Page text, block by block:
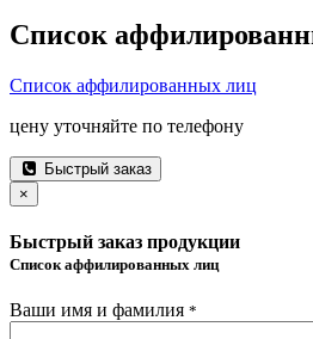
Список
Список аффилированных лиц
цену уточняйте по телефону
Быстрый заказ
×
Быстрый заказ продукции
Список аффилированных лиц
Ваши имя и фамилия *